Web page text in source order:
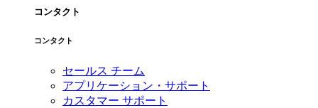
コンタクト
コンタクト
セールス チーム
アプリケーション・サポート
カスタマー サポート